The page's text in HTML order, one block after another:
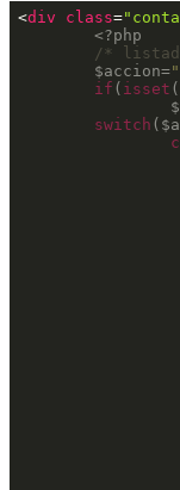
<div class=
<?php
/*
$accion=
if ( isset (
switch (